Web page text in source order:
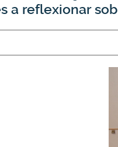
a reflexionar